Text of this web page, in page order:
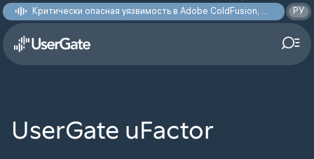
Критически опасная уязвимость в Adobe ColdFusion, позволяющая получить доступ к произвольным файлам: CVE-2026-48282 РУ
UserGate uFactor